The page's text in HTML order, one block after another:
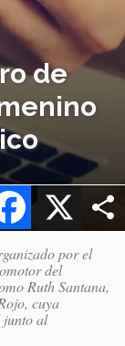
de
X
Facebook
por el
del
Ruth Santana,
cuya
junto al